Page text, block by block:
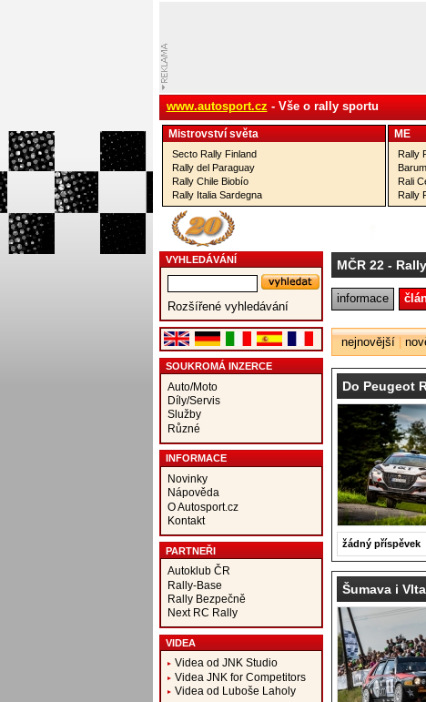
www.autosport.cz - Vše o rally sportu
Mistrovství­ světa
Secto Rally Finland
Rally del Paraguay
Rally Chile Biobío
Rally Italia Sardegna
ME
Rally
Rali
Rally
VYHLEDÁVÁNÍ
Rozšířené vyhledávání
SOUKROMÁ INZERCE
Auto/Moto
Díly/Servis
Služby
Různé
INFORMACE
Novinky
Nápověda
O Autosport.cz
Kontakt
PARTNEŘI
Autoklub ČR
Rally-Base
Rally Bezpečně
Next RC Rally
VIDEA
Videa od JNK Studio
Videa JNK for Competitors
Videa od Luboše Laholy
MČR 22-
informace
nejnovější|
Do Peugeot
žádný příspěvek
Šumava i